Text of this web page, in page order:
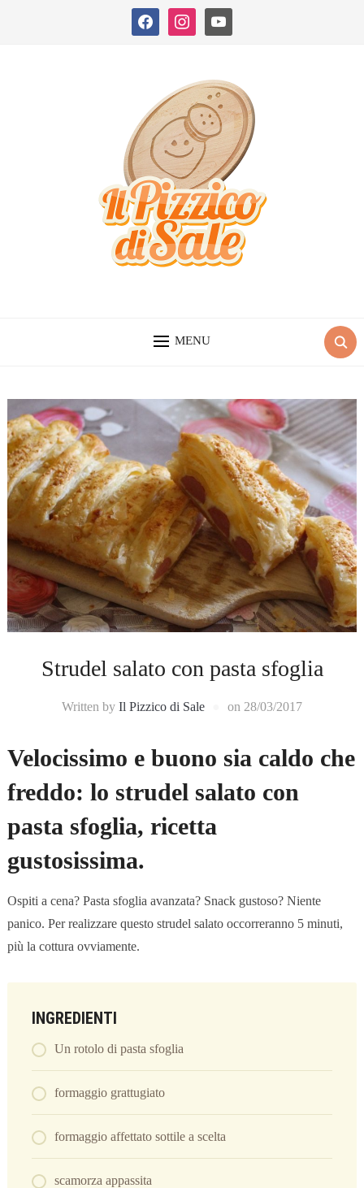
facebook instagram youtube
MENU
Strudel salato con pasta sfoglia
Written by Il Pizzico di Sale on 28/03/2017
Velocissimo e buono sia caldo che
freddo: lo strudel salato con
pasta sfoglia, ricetta
gustosissima.
Ospiti a cena? Pasta sfoglia avanzata? Snack gustoso? Niente
panico. Per realizzare questo strudel salato occorreranno 5 minuti,
più la cottura ovviamente.
INGREDIENTI
Un rotolo di pasta sfoglia
formaggio grattugiato
formaggio affettato sottile a scelta
scamorza appassita